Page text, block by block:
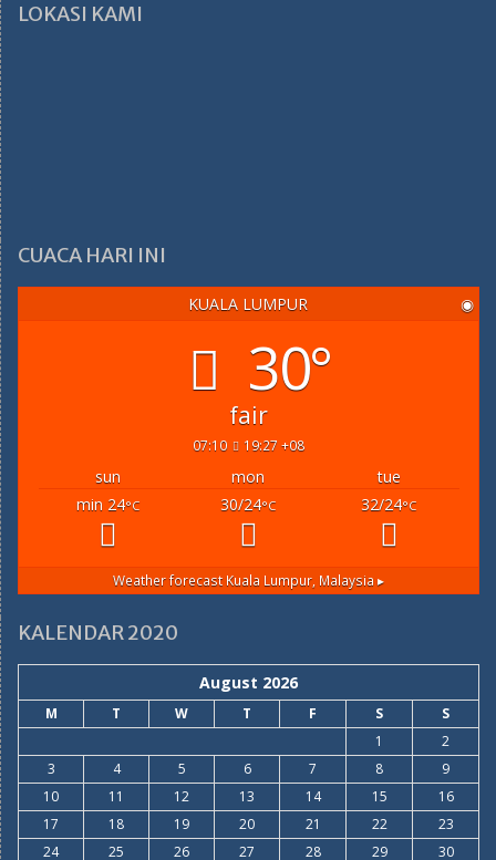
LOKASI KAMI
CUACA HARI INI
KUALA LUMPUR ◉
30°
fair
07:10 19:27 +08
sun mon
tue
min 24°C 30/24°C 32/24°C
Weather forecast Kuala Lumpur, Malaysia ▸
KALENDAR 2020
August 2026
M T W T F S
S
1
2
3
4 5 6 7 8
9
10
11 12 13 14 15
16
17
18 19 20 21 22
23
24
25 26 27 28 29 30